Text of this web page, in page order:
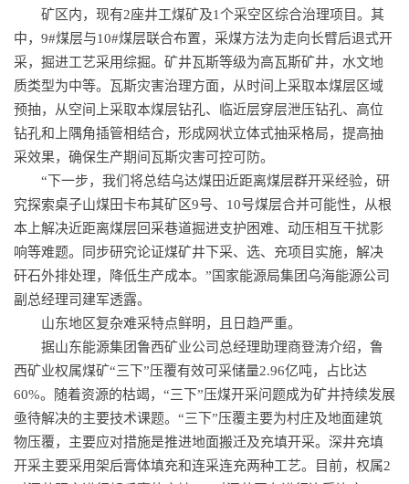
矿区内，现有2座井工煤矿及1个采空区综合治理项目。其
中，9#煤层与10#煤层联合布置，采煤方法为走向长臂后退式开
采，掘进工艺采用综掘。矿井瓦斯等级为高瓦斯矿井，水文地
质类型为中等。瓦斯灾害治理方面，从时间上采取本煤层区域
预抽，从空间上采取本煤层钻孔、临近层穿层泄压钻孔、高位
钻孔和上隅角插管相结合，形成网状立体式抽采格局，提高抽
采效果，确保生产期间瓦斯灾害可控可防。
“下一步，我们将总结乌达煤田近距离煤层群开采经验，研
究探索桌子山煤田卡布其矿区9号、10号煤层合并可能性，从根
本上解决近距离煤层回采巷道掘进支护困难、动压相互干扰影
响等难题。同步研究论证煤矿井下采、选、充项目实施，解决
矸石外排处理，降低生产成本。”国家能源局集团乌海能源公司
副总经理司建军透露。
山东地区复杂难采特点鲜明，且日趋严重。
据山东能源集团鲁西矿业公司总经理助理商登涛介绍，鲁
西矿业权属煤矿“三下”压覆有效可采储量2.96亿吨，占比达
60%。随着资源的枯竭，“三下”压煤开采问题成为矿井持续发展
亟待解决的主要技术课题。“三下”压覆主要为村庄及地面建筑
物压覆，主要应对措施是推进地面搬迁及充填开采。深井充填
开采主要采用架后膏体填充和连采连充两种工艺。目前，权属2